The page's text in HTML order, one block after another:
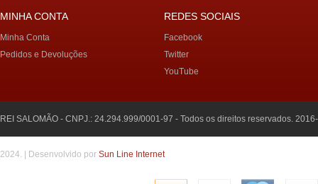
MINHA CONTA
Minha Conta
Pedidos e Devoluções
REDES SOCIAIS
Facebook
Twitter
YouTube
REI SALOMÃO - CNPJ.: 24.294.999/0001-97 - Todos os direitos reservados. 2016-
2024. | Desenvolvido por Sun Line Internet